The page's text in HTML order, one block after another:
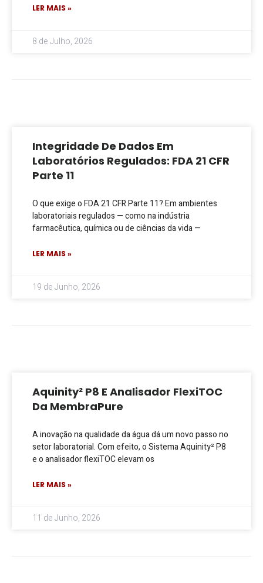
LER MAIS »
8 de Julho, 2026
Integridade De Dados Em
Laboratórios Regulados: FDA 21 CFR
Parte 11
O que exige o FDA 21 CFR Parte 11? Em ambientes
laboratoriais regulados — como na indústria
farmacêutica, química ou de ciências da vida —
LER MAIS »
19 de Junho, 2026
Aquinity² P8 E Analisador FlexiTOC
Da MembraPure
A inovação na qualidade da água dá um novo passo no
setor laboratorial. Com efeito, o Sistema Aquinity² P8
e o analisador flexiTOC elevam os
LER MAIS »
11 de Junho, 2026